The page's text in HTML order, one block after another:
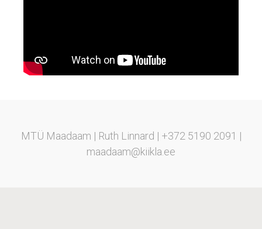
MTÜ Maadaam | Ruth Linnard | +372 5190 2091 |
maadaam@kiikla.ee